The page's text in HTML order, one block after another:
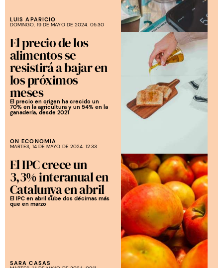
LUIS APARICIO
DOMINGO, 19 DE MAYO DE 2024. 05:30
El precio de los
alimentos se
resistirá a bajar en
los próximos
meses
El precio en origen ha crecido un
70% en la agricultura y un 54% en la
ganadería, desde 2021
ON ECONOMIA
MARTES, 14 DE MAYO DE 2024. 12:33
El IPC crece un
3,3% interanual en
Catalunya en abril
El IPC en abril sube dos décimas más
que en marzo
SARA CASAS